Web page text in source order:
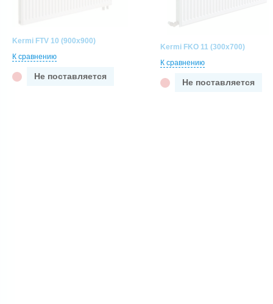
Kermi FTV 10 (900x900)
К сравнению
Не поставляется
Kermi FKO 11 (300x700)
К сравнению
Не поставляется